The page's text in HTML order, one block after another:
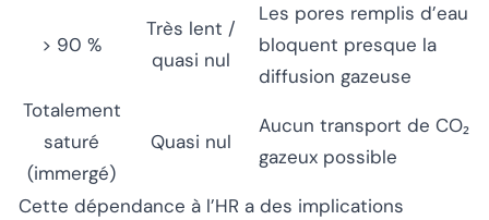
> 90 %
Très lent /
quasi nul
Les pores remplis d’eau
bloquent presque la
diffusion gazeuse
Totalement
saturé
(immergé)
Quasi nul
Aucun transport de CO₂
gazeux possible
Cette dépendance à l’HR a des implications